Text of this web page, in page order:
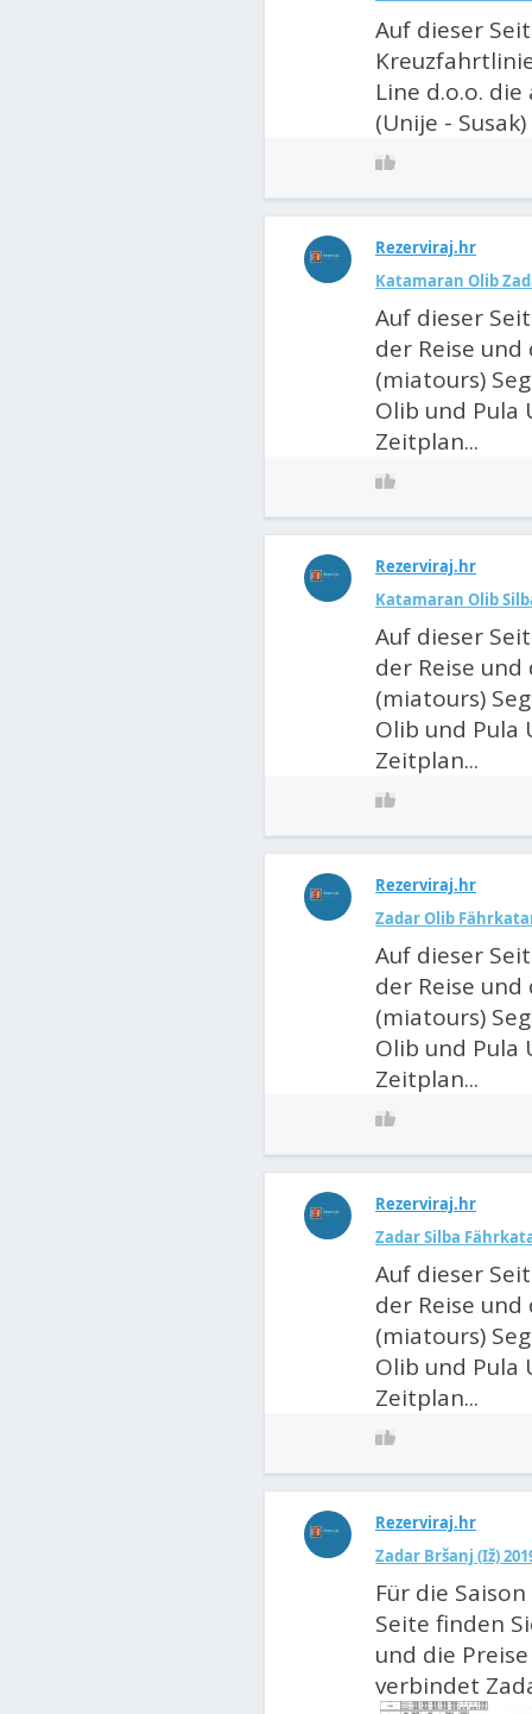
Auf dieser
Line d.o.o.
(Unije -
Rezerviraj.hr
Katamaran Olib
Auf dieser
der Reise
(miatours)
Olib und Pula
Zeitplan...
Rezerviraj.hr
Katamaran Olib
Auf dieser
der Reise
(miatours)
Olib und Pula
Zeitplan...
Rezerviraj.hr
Zadar Olib
Auf dieser
der Reise
(miatours)
Olib und Pula
Zeitplan...
Rezerviraj.hr
Zadar Silba
Auf dieser
der Reise
(miatours)
Olib und Pula
Zeitplan...
Rezerviraj.hr
Zadar Bršanj (Iž)
Für die
Seite finden
und die
verbindet